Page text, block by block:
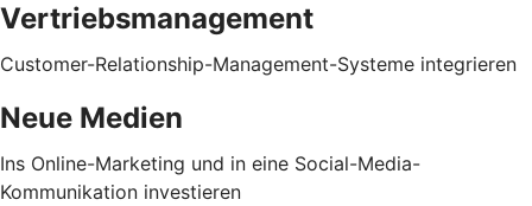
Vertriebsmanagement
Customer-Relationship-Management-Systeme integrieren
Neue Medien
Ins Online-Marketing und in eine Social-Media-
Kommunikation investieren